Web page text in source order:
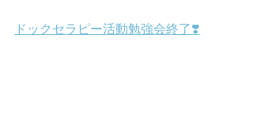
ドックセラピー活動勉強会終了❣️